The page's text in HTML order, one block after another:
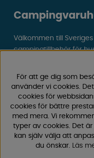
Välkommen till
campingtillbehör för
Hos oss hittar du allt
som gör din
Vi erbjuder hög kvalitet
både online och i vår
Följ oss på Facebook
För att ge dig som
använder vi cookies.
cookies för
cookies för bättre
med mera. Vi
typer av cookies. Det
kan själv välja att
du önskar. Läs